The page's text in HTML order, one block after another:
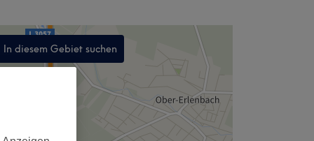
In diesem Gebiet suchen
,